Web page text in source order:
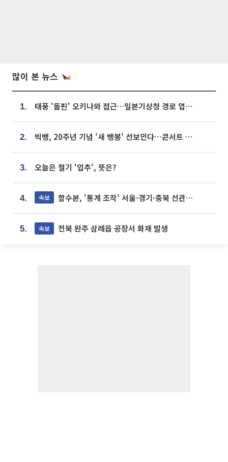
많이 본 뉴스
1. 태풍 '돌핀' 오키나와 접근…일본기상청 경로 업데이트
2. 빅뱅, 20주년 기념 '새 뱅봉' 선보인다⋯콘서트 앞두고 팝업 개최
3. 오늘은 절기 '입추', 뜻은?
4. 속보 합수본, '통계 조작' 서울·경기·충북 선관위 등 추가 압수수색
5. 속보 전북 완주 삼례읍 공장서 화재 발생